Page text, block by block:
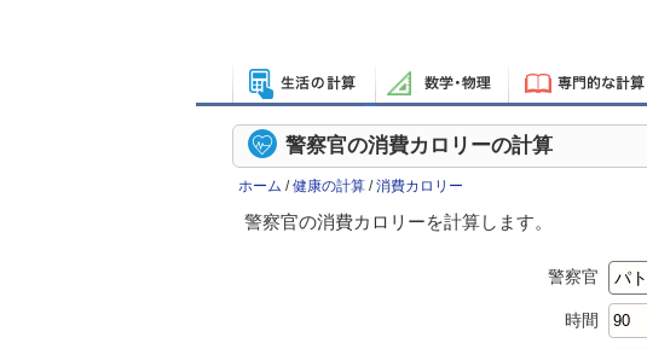
警察官の消費カロリーの計算
ホーム /健康の計算 /消費カロリー
警察官の消費カロリーを計算します。
警察官
時間